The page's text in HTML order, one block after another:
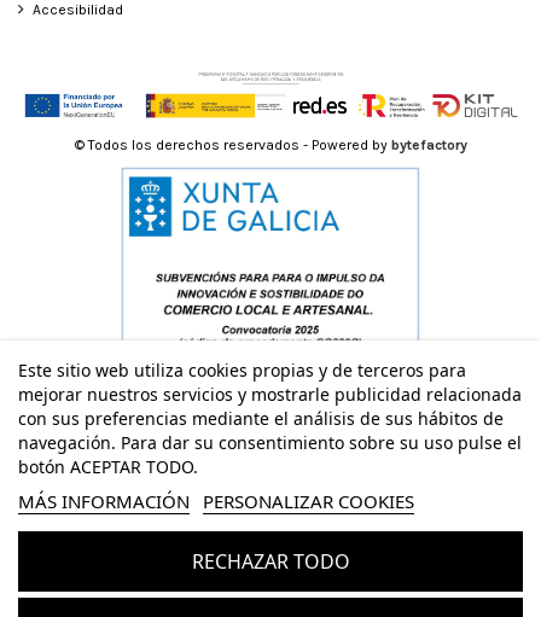
Accesibilidad
Este sitio web utiliza cookies propias y de terceros para
mejorar nuestros servicios y mostrarle publicidad relacionada
con sus preferencias mediante el análisis de sus hábitos de
navegación. Para dar su consentimiento sobre su uso pulse el
botón ACEPTAR TODO.
MÁS INFORMACIÓN PERSONALIZAR COOKIES
RECHAZAR TODO
© Todos los derechos reservados - Powered by bytefactory